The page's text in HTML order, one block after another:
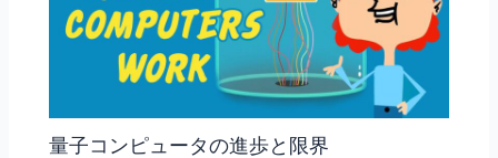
量子コンピュータの進歩と限界